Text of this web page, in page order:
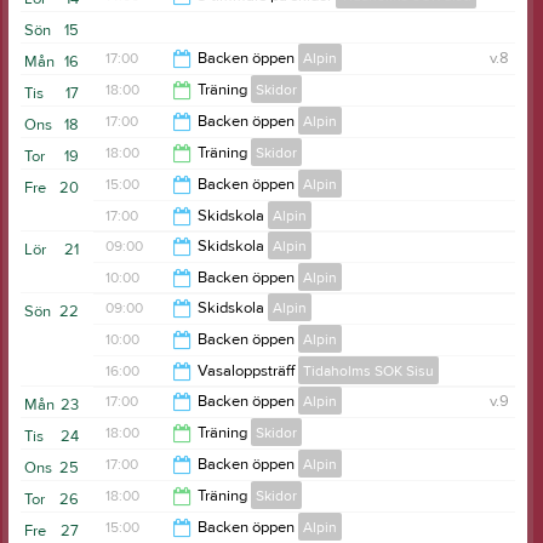
17:00
15
Sön
16
Mån v.8
17:00 Backen öppen Alpin
20:30
17
Tis 18:00 Träning Skidor
19:15
18
Ons 17:00 Backen öppen Alpin
20:30
19
Tor 18:00 Träning Skidor
19:15
20
Fre 15:00 Backen öppen Alpin
19:00
17:00 Skidskola Alpin
18:30
21
Lör 09:00 Skidskola Alpin
09:30
10:00 Backen öppen Alpin
17:00
22
Sön 09:00 Skidskola Alpin
10:30
10:00 Backen öppen Alpin
17:00
16:00 Vasaloppsträff Tidaholms SOK Sisu
17:00
23
Mån v.9
17:00 Backen öppen Alpin
20:30
24
Tis 18:00 Träning Skidor
19:15
25
Ons 17:00 Backen öppen Alpin
20:30
26
Tor 18:00 Träning Skidor
27
Fre 15:00 Backen öppen Alpin